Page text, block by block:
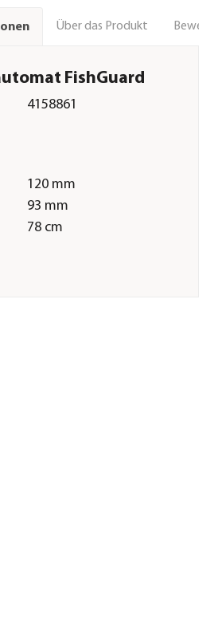
Über das Produkt
FishGuard
4158861
120 mm
93 mm
78 cm